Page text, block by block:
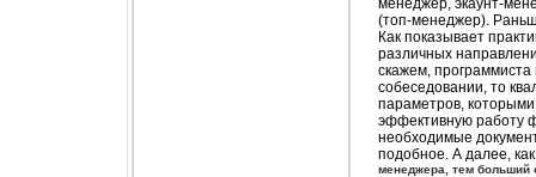
менеджер, экаунт-
(топ-менеджер).
Как показывает
различных
скажем,
собеседовании, то
параметров,
эффективную работу
необходимые
подобное. А далее,
менеджера, тем больший